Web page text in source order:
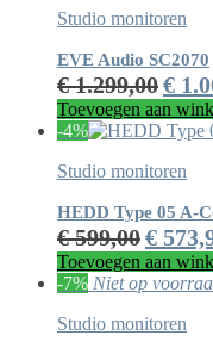
Studio monitoren
EVE Audio SC2070
€1.299,00
prijs
was:
€
€
Toevoegen aan
-4%
Studio monitoren
HEDD Type 05 A-
€599,00
prijs
was:
€
€
Toevoegen aan
-7% Niet op
Studio monitoren